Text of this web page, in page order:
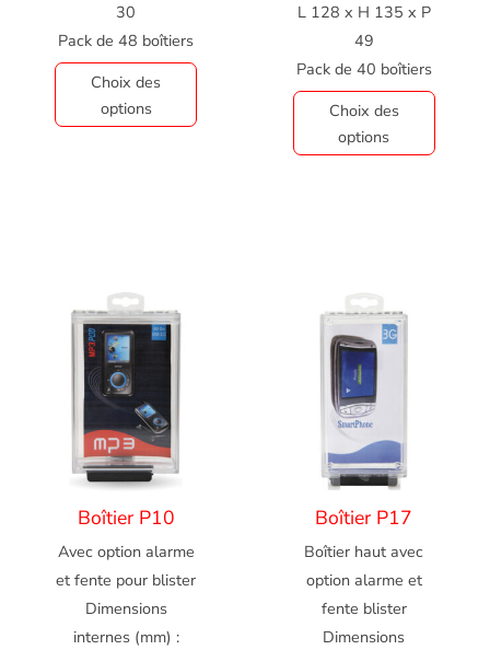
30
Pack de 48 boîtiers
Choix des
options
L 128 x H 135 x P
49
Pack de 40 boîtiers
Choix des
options
Boîtier P10
Avec option alarme
et fente pour blister
Dimensions
internes (mm) :
Boîtier P17
Boîtier haut avec
option alarme et
fente blister
Dimensions